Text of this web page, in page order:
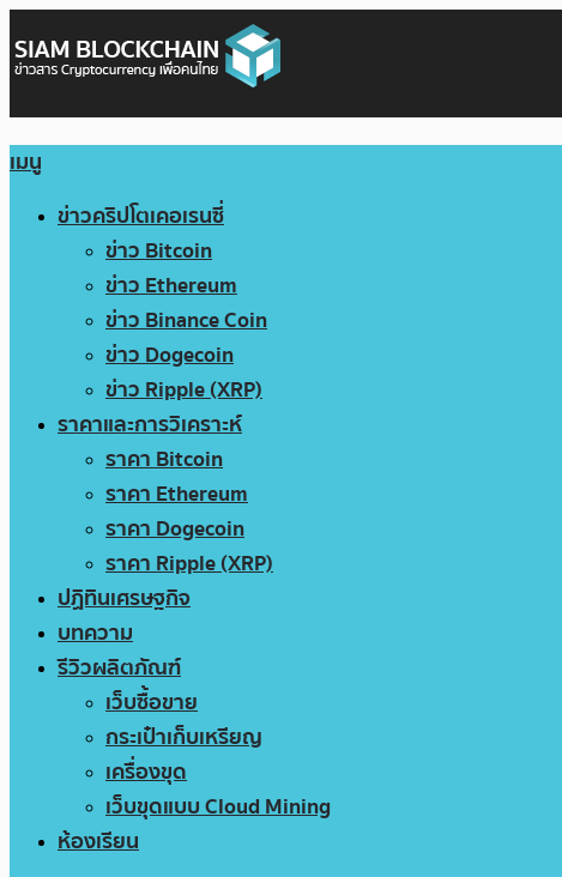
เมนู
ข่าวคริปโตเคอเรนซี่
ข่าว Bitcoin
ข่าว Ethereum
ข่าว Binance Coin
ข่าว Dogecoin
ข่าว Ripple (XRP)
ราคาและการวิเคราะห์
ราคา Bitcoin
ราคา Ethereum
ราคา Dogecoin
ราคา Ripple (XRP)
ปฏิทินเศรษฐกิจ
บทความ
รีวิวผลิตภัณฑ์
เว็บซื้อขาย
กระเป๋าเก็บเหรียญ
เครื่องขุด
เว็บขุดแบบ Cloud Mining
ห้องเรียน